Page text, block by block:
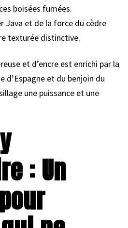
boisées fumées.
Java et de la force du cèdre
texturée distinctive.
et d’encre est enrichi par la
d’Espagne et du benjoin du
une puissance et une
: Un